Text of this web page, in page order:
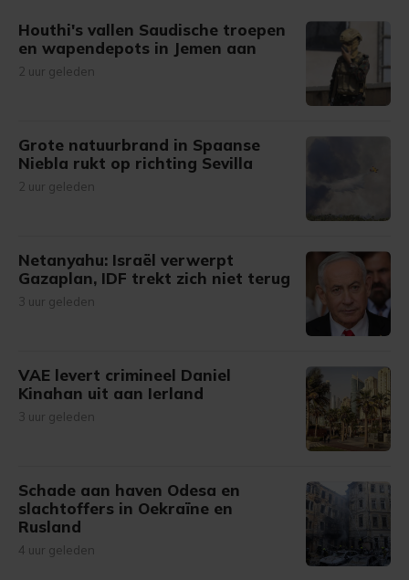
Houthi's vallen Saudische troepen
en wapendepots in Jemen aan
2 uur geleden
Grote natuurbrand in Spaanse
Niebla rukt op richting Sevilla
2 uur geleden
Netanyahu: Israël verwerpt
Gazaplan, IDF trekt zich niet terug
3 uur geleden
VAE levert crimineel Daniel
Kinahan uit aan Ierland
3 uur geleden
Schade aan haven Odesa en
slachtoffers in Oekraïne en
Rusland
4 uur geleden